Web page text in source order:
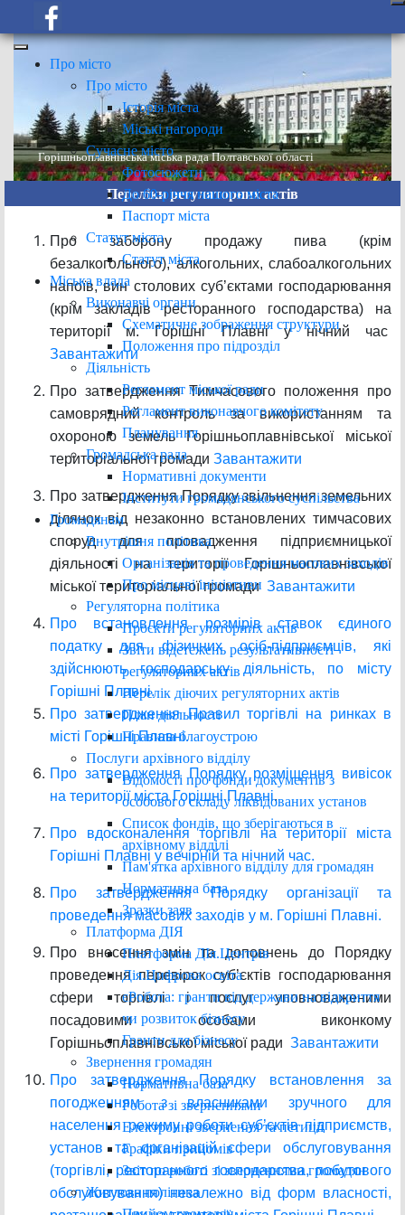
Про місто
Про місто
Історія міста
Міські нагороди
Сучасне місто
Фотосюжети
До 60-річчя нашого міста
Паспорт міста
Статут міста
Статут міста
Міська влада
Виконавчі органи
Схематичне зображення структури
Положення про підрозділ
Діяльність
Регламент міської ради
Регламент виконавчого комітету
Планування
Громадська рада
Нормативні документи
Інститути громадянського суспільства
Громадянам
Внутрішня політика
Організація та проведення масових заходів
Про місцеві ініціативи
Регуляторна політика
Проєкти регуляторних актів
Звіти відстежень результативності
регуляторних актів
Перелік діючих регуляторних актів
План діяльності
Правила благоустрою
Послуги архівного відділу
Відомості про фонди документів з
особового складу ліквідованих установ
Список фондів, що зберігаються в
архівному відділі
Пам'ятка архівного відділу для громадян
Нормативна база
Зразки заяв
Платформа ДІЯ
Платформа ДІя.Центрів
Дія.Цифрова освіта
єРобота: гранти від держави на відкриття
чи розвиток бізнесу
Гранти для бізнесу
Звернення громадян
Нормативна база
Робота зі зверненнями
Електронні звернення та петиції
Графіки прийомів
Звіт по роботі зі зверненнями громадян
Житлова політика
Горішньоплавнівська міська рада Полтавської області
Переліки регуляторних актів
Про заборону продажу пива (крім
безалкогольного), алкогольних, слабоалкогольних
напоїв, вин столових суб’єктами господарювання
(крім закладів ресторанного господарства) на
території м. Горішні Плавні у нічний час
Завантажити
Про затвердження Тимчасового положення про
самоврядний контроль за використанням та
охороною земель Горішньоплавнівської міської
територіальної громади Завантажити
Про затвердження Порядку звільнення земельних
ділянок від незаконно встановлених тимчасових
споруд для провадження підприємницької
діяльності на території Горішньоплавнівської
міської територіальної громади Завантажити
Про встановлення розмірів ставок єдиного
податку для фізичних осіб-підприємців, які
здійснюють господарську діяльність, по місту
Горішні Плавні.
Про затвердження Правил торгівлі на ринках в
місті Горішні Плавні.
Про затвердження Порядку розміщення вивісок
на території міста Горішні Плавні.
Про вдосконалення торгівлі на території міста
Горішні Плавні у вечірній та нічний час.
Про затвердження Порядку організації та
проведення масових заходів у м. Горішні Плавні.
Про внесення змін та доповнень до Порядку
проведення перевірок суб’єктів господарювання
сфери торгівлі і послуг уповноваженими
посадовими особами виконкому
Горішньоплавнівської міської ради Завантажити
Про затвердження Порядку встановлення за
погодженням з власниками зручного для
населення режиму роботи суб’єктів підприємств,
установ та організацій сфери обслуговування
(торгівлі, ресторанного господарства, побутового
обслуговування) незалежно від форм власності,